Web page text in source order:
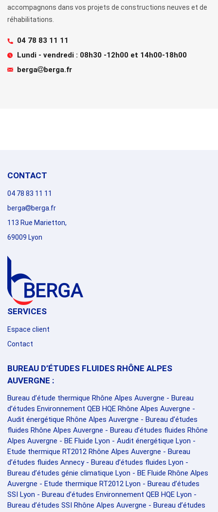
accompagnons dans vos projets de constructions neuves et de
réhabilitations.
04 78 83 11 11
Lundi - vendredi : 08h30 -12h00 et 14h00-18h00
berga
berga.fr
CONTACT
04 78 83 11 11
berga
berga.fr
113 Rue Marietton,
69009 Lyon
SERVICES
Espace client
Contact
BUREAU D’ÉTUDES FLUIDES RHÔNE ALPES
AUVERGNE :
Bureau d’étude thermique Rhône Alpes Auvergne - Bureau
d’études Environnement QEB HQE Rhône Alpes Auvergne -
Audit énergétique Rhône Alpes Auvergne - Bureau d’études
fluides Rhône Alpes Auvergne - Bureau d’études fluides Rhône
Alpes Auvergne - BE Fluide Lyon - Audit énergétique Lyon -
Etude thermique RT2012 Rhône Alpes Auvergne - Bureau
d’études fluides Annecy- Bureau d’études fluides Lyon -
Bureau d’études génie climatique Lyon - BE Fluide Rhône Alpes
Auvergne - Etude thermique RT2012 Lyon - Bureau d’études
SSI Lyon - Bureau d’études Environnement QEB HQE Lyon -
Bureau d’études SSI Rhône Alpes Auvergne - Bureau d’études